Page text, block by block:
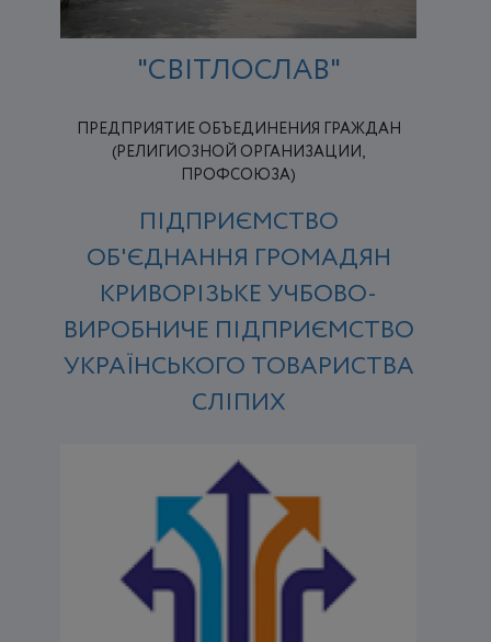
"СВІТЛОСЛАВ"
ПРЕДПРИЯТИЕ ОБЪЕДИНЕНИЯ ГРАЖДАН
(РЕЛИГИОЗНОЙ ОРГАНИЗАЦИИ,
ПРОФСОЮЗА)
ПІДПРИЄМСТВО
ОБ'ЄДНАННЯ ГРОМАДЯН
КРИВОРІЗЬКЕ УЧБОВО-
ВИРОБНИЧЕ ПІДПРИЄМСТВО
УКРАЇНСЬКОГО ТОВАРИСТВА
СЛІПИХ